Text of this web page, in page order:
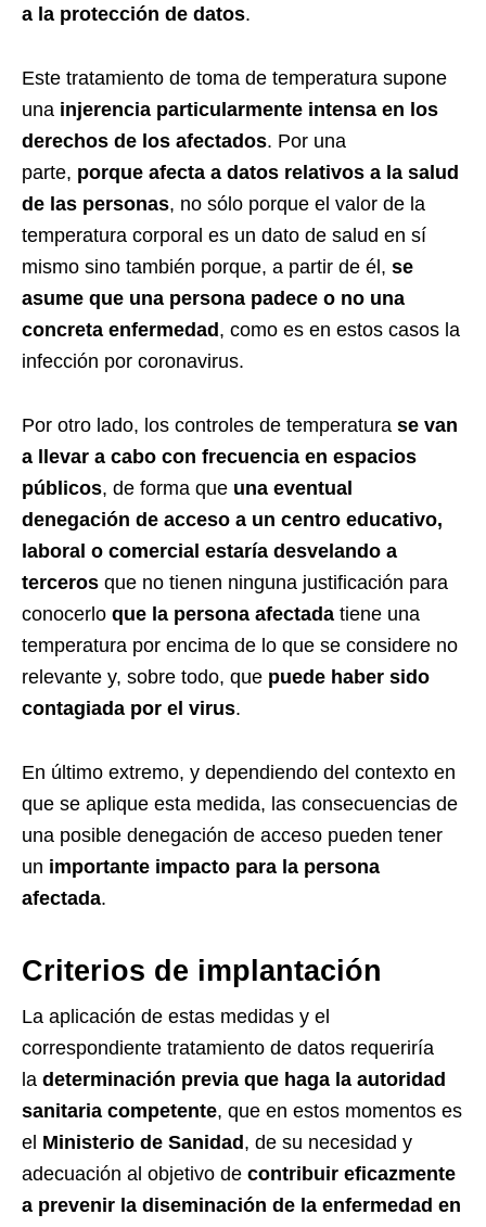
a la protección de datos.
Este tratamiento de toma de temperatura supone
una injerencia particularmente intensa en los
derechos de los afectados. Por una
parte, porque afecta a datos relativos a la salud
de las personas, no sólo porque el valor de la
temperatura corporal es un dato de salud en sí
mismo sino también porque, a partir de él, se
asume que una persona padece o no una
concreta enfermedad , como es en estos casos la
infección por coronavirus.
Por otro lado, los controles de temperatura se van
a llevar a cabo con frecuencia en espacios
públicos, de forma que una eventual
denegación de acceso a un centro educativo,
laboral o comercial estaría desvelando a
terceros que no tienen ninguna justificación para
conocerlo que la persona afectada tiene una
temperatura por encima de lo que se considere no
relevante y, sobre todo, que puede haber sido
contagiada por el virus.
En último extremo, y dependiendo del contexto en
que se aplique esta medida, las consecuencias de
una posible denegación de acceso pueden tener
un importante impacto para la persona
afectada.
Criterios de implantación
La aplicación de estas medidas y el
correspondiente tratamiento de datos requeriría
la determinación previa que haga la autoridad
sanitaria competente, que en estos momentos es
el Ministerio de Sanidad , de su necesidad y
adecuación al objetivo de contribuir eficazmente
a prevenir la diseminación de la enfermedad en